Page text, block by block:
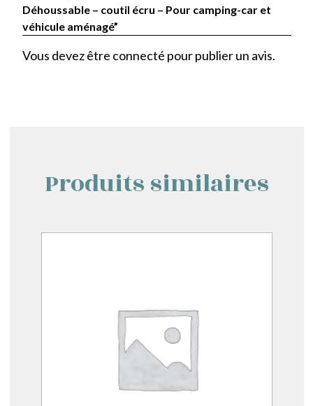
Déhoussable – coutil écru – Pour camping-car et
véhicule aménagé”
Vous devez être connecté pour publier un avis.
Produits similaires